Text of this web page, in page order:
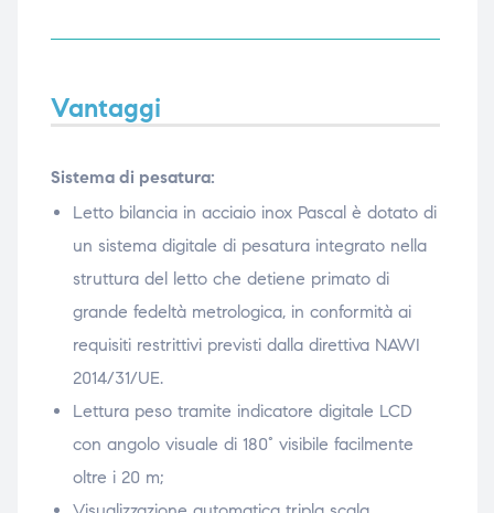
Vantaggi
Sistema di pesatura:
Letto bilancia in acciaio inox Pascal è dotato di
un sistema digitale di pesatura integrato nella
struttura del letto che detiene primato di
grande fedeltà metrologica, in conformità ai
requisiti restrittivi previsti dalla direttiva NAWI
2014/31/UE.
Lettura peso tramite indicatore digitale LCD
con angolo visuale di 180° visibile facilmente
oltre i 20 m;